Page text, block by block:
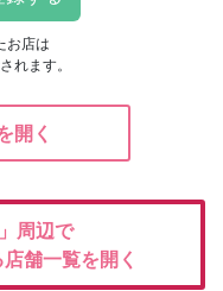
お店は
れます。
開く
」周辺で
舗一覧を開く